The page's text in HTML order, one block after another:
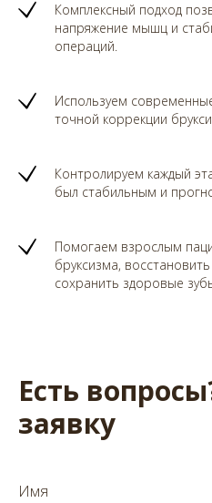
Комплексный подход
напряжение мышц и
операций.
Используем
точной коррекции
Контролируем каждый
был стабильным и
Помогаем взрослым
бруксизма,
сохранить здоровые
Есть
заявку
Имя